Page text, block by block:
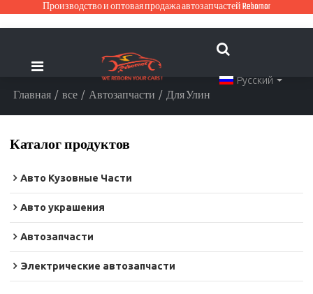
Производство и оптовая продажа автозапчастей Rebornor
Русский
Главная / все / Автозапчасти / Для Улин
Каталог продуктов
Авто Кузовные Части
Авто украшения
Автозапчасти
Электрические автозапчасти